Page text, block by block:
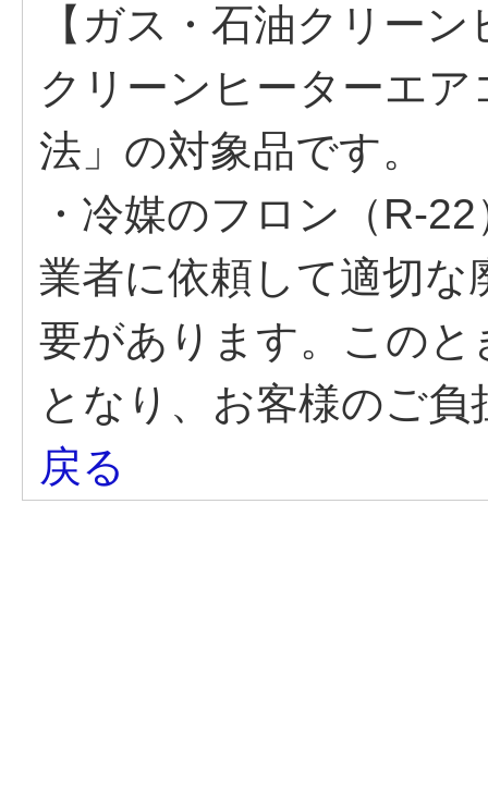
【ガス・石油クリー
クリーンヒーターエ
法」の対象品です。
・冷媒のフロン（R-
業者に依頼して適切
要があります。この
となり、お客様のご
戻る